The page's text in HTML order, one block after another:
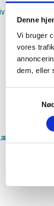
Denne
Vi bruger
vores
dem, eller
enhed